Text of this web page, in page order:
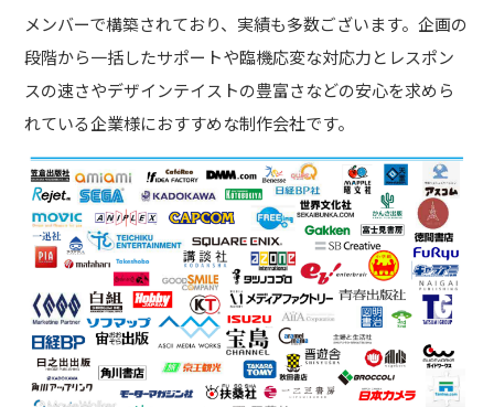
メンバーで構築されており、実績も多数ございます。企画の
段階から一括したサポートや臨機応変な対応力とレスポン
スの速さやデザインテイストの豊富さなどの安心を求めら
れている企業様におすすめな制作会社です。